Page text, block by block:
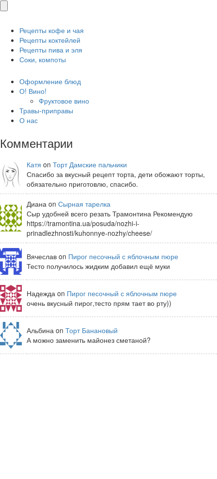
Рецепты кофе и чая
Рецепты коктейлей
Рецепты пива и эля
Соки, компоты
Оформление блюд
О! Вино!
Фруктовое вино
Травы-приправы
О нас
Комментарии
Катя on Торт Дамские пальчики
Спасибо за вкусный рецепт торта, дети обожают торты,
обязательно приготовлю, спасибо.
Диана on Сырная тарелка
Сыр удобней всего резать Трамонтина Рекомендую
https://tramontina.ua/posuda/nozhi-i-
prinadlezhnosti/kuhonnye-nozhy/cheese/
Вячеслав on Пирог песочный с яблочным пюре
Тесто получилось жидким добавил ещё муки
Надежда on Пирог песочный с яблочным пюре
очень вкусный пирог,тесто прям тает во рту))
Альбина on Торт Банановый
А можно заменить майонез сметаной?